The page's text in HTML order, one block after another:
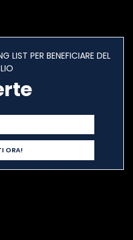
LIST PER BENEFICIARE DEL